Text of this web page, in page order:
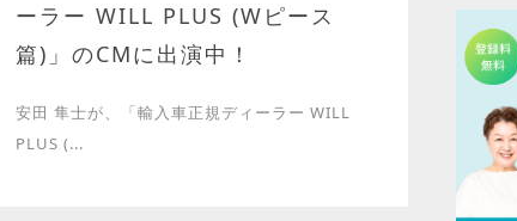
ーラー WILL PLUS (Wピース
篇)」のCMに出演中！
安田 隼士が、「輸入車正規ディーラー WILL
PLUS (...